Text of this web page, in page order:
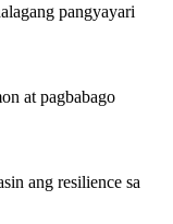
pangyayari
at pagbabago
ang resilience sa